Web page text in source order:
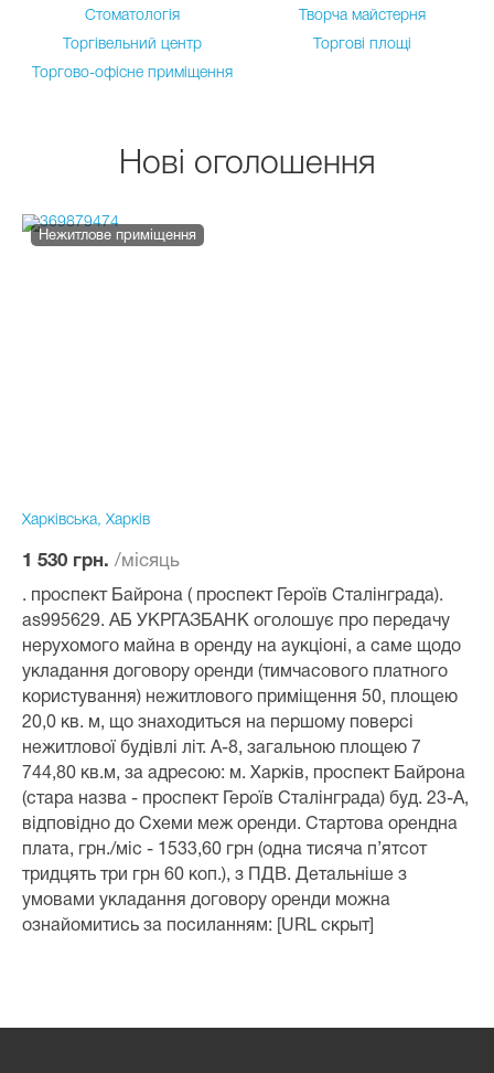
Стоматологія
Творча майстерня
Торгівельний центр
Торгові площі
Торгово-офісне приміщення
Нові оголошення
Нежитлове приміщення
Харківська, Харків
1 530 грн. /місяць
. проспект Байрона ( проспект Героїв Сталінграда).
as995629. АБ УКРГАЗБАНК оголошує про передачу
нерухомого майна в оренду на аукціоні, а саме щодо
укладання договору оренди (тимчасового платного
користування) нежитлового приміщення 50, площею
20,0 кв. м, що знаходиться на першому поверсі
нежитлової будівлі літ. А-8, загальною площею 7
744,80 кв.м, за адресою: м. Харків, проспект Байрона
(стара назва - проспект Героїв Сталінграда) буд. 23-А,
відповідно до Схеми меж оренди. Стартова орендна
плата, грн./міс - 1533,60 грн (одна тисяча п’ятсот
тридцять три грн 60 коп.), з ПДВ. Детальніше з
умовами укладання договору оренди можна
ознайомитись за посиланням: [URL скрыт]